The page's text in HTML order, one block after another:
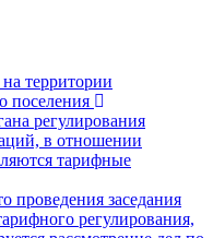
территории
поселения
регулирования
в отношении
тарифные
проведения заседания
регулирования,